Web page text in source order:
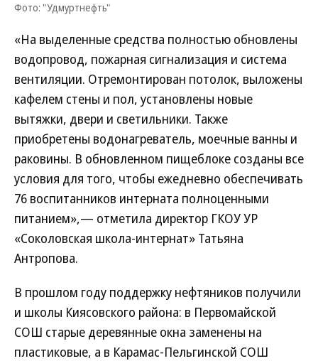
Фото: "Удмуртнефть"
«На выделенные средства полностью обновлены
водопровод, пожарная сигнализация и система
вентиляции. Отремонтирован потолок, выложены
кафелем стены и пол, установлены новые
вытяжки, двери и светильники. Также
приобретены водонагреватель, моечные ванны и
раковины. В обновленном пищеблоке созданы все
условия для того, чтобы ежедневно обеспечивать
76 воспитанников интерната полноценными
питанием»,— отметила директор ГКОУ УР
«Соколовская школа-интернат» Татьяна
Антропова.
В прошлом году поддержку нефтяников получили
и школы Киясовского района: в Первомайской
СОШ старые деревянные окна заменены на
пластиковые, а в Карамас-Пельгинской СОШ